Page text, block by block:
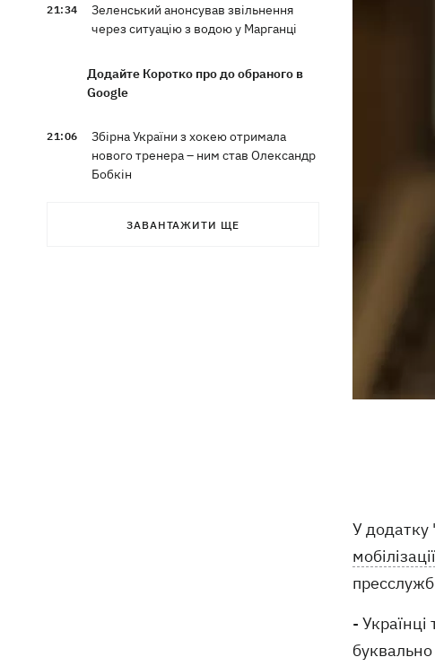
21:34
Зеленський анонсував звільнення
через ситуацію з водою у Марганці
Додайте Коротко про до обраного в
Google
21:06
Збірна України з хокею отримала
нового тренера – ним став Олександр
Бобкін
Зеленський доручив підготувати
ЗАВАНТАЖИТИ ЩЕ
У додатку
мобілізації
-